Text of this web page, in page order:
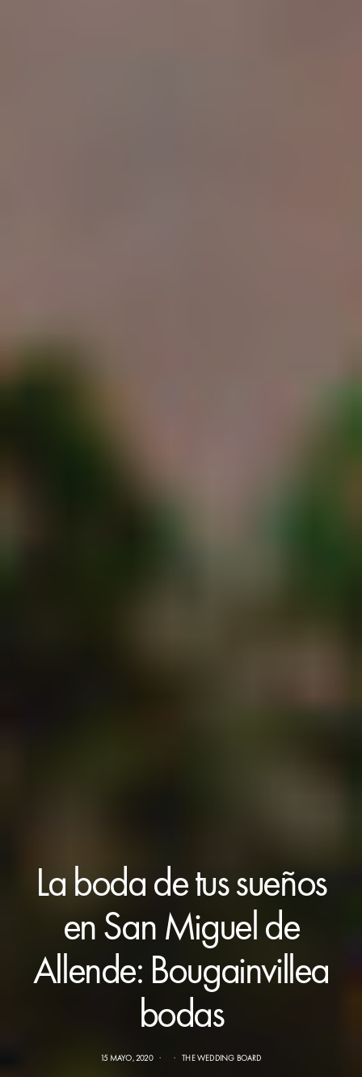
La boda de tus sueños
en San Miguel de
Allende: Bougainvillea
bodas
15 MAYO, 2020 THE WEDDING BOARD